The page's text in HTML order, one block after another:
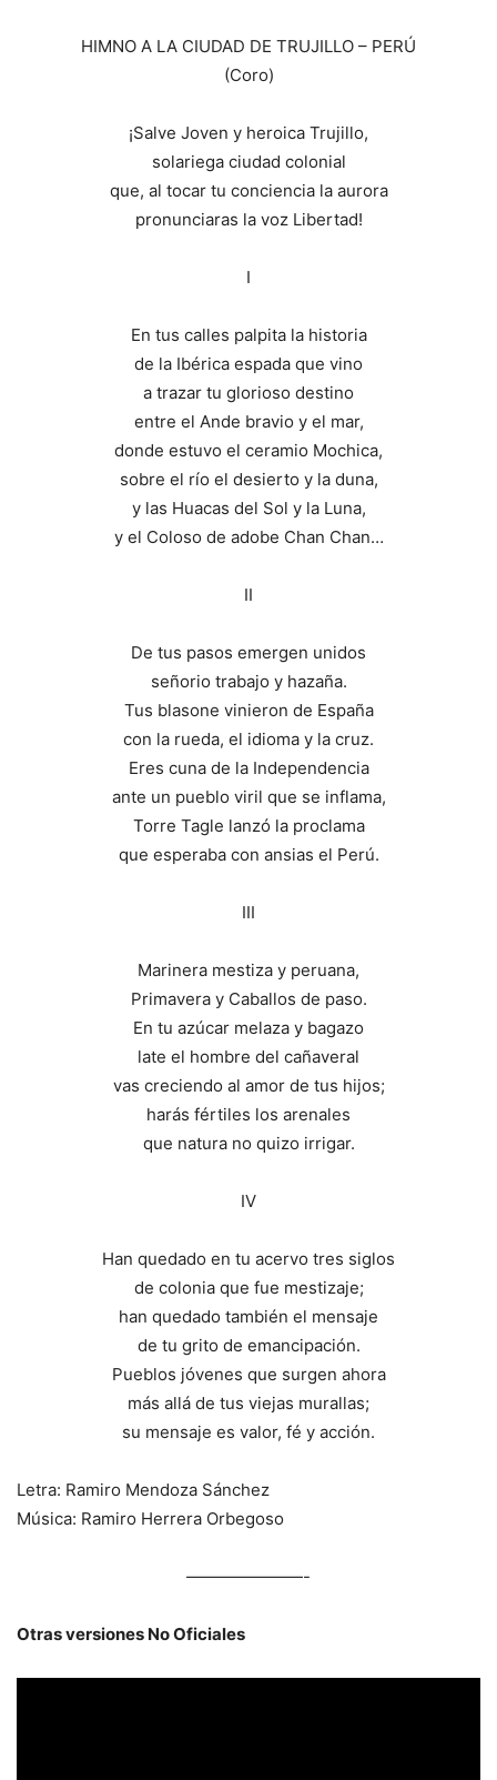
HIMNO A LA CIUDAD DE TRUJILLO – PERÚ
(Coro)
¡Salve Joven y heroica Trujillo,
solariega ciudad colonial
que, al tocar tu conciencia la aurora
pronunciaras la voz Libertad!
I
En tus calles palpita la historia
de la Ibérica espada que vino
a trazar tu glorioso destino
entre el Ande bravio y el mar,
donde estuvo el ceramio Mochica,
sobre el río el desierto y la duna,
y las Huacas del Sol y la Luna,
y el Coloso de adobe Chan Chan…
II
De tus pasos emergen unidos
señorio trabajo y hazaña.
Tus blasone vinieron de España
con la rueda, el idioma y la cruz.
Eres cuna de la Independencia
ante un pueblo viril que se inflama,
Torre Tagle lanzó la proclama
que esperaba con ansias el Perú.
III
Marinera mestiza y peruana,
Primavera y Caballos de paso.
En tu azúcar melaza y bagazo
late el hombre del cañaveral
vas creciendo al amor de tus hijos;
harás fértiles los arenales
que natura no quizo irrigar.
IV
Han quedado en tu acervo tres siglos
de colonia que fue mestizaje;
han quedado también el mensaje
de tu grito de emancipación.
Pueblos jóvenes que surgen ahora
más allá de tus viejas murallas;
su mensaje es valor, fé y acción.
Letra: Ramiro Mendoza Sánchez
Música: Ramiro Herrera Orbegoso
———————-
Otras versiones No Oficiales